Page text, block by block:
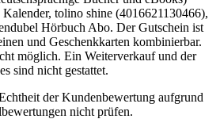
tolino shine (4016621130466),
Hörbuch Abo. Der Gutschein ist
und Geschenkkarten kombinierbar.
möglich. Ein Weiterverkauf und der
sind nicht gestattet.
der Kundenbewertung aufgrund
nicht prüfen.